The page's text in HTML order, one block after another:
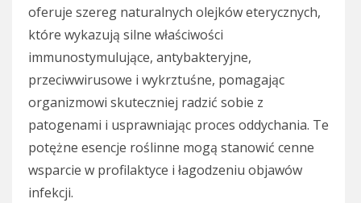
oferuje szereg naturalnych olejków eterycznych,
które wykazują silne właściwości
immunostymulujące, antybakteryjne,
przeciwwirusowe i wykrztuśne, pomagając
organizmowi skuteczniej radzić sobie z
patogenami i usprawniając proces oddychania. Te
potężne esencje roślinne mogą stanowić cenne
wsparcie w profilaktyce i łagodzeniu objawów
infekcji.